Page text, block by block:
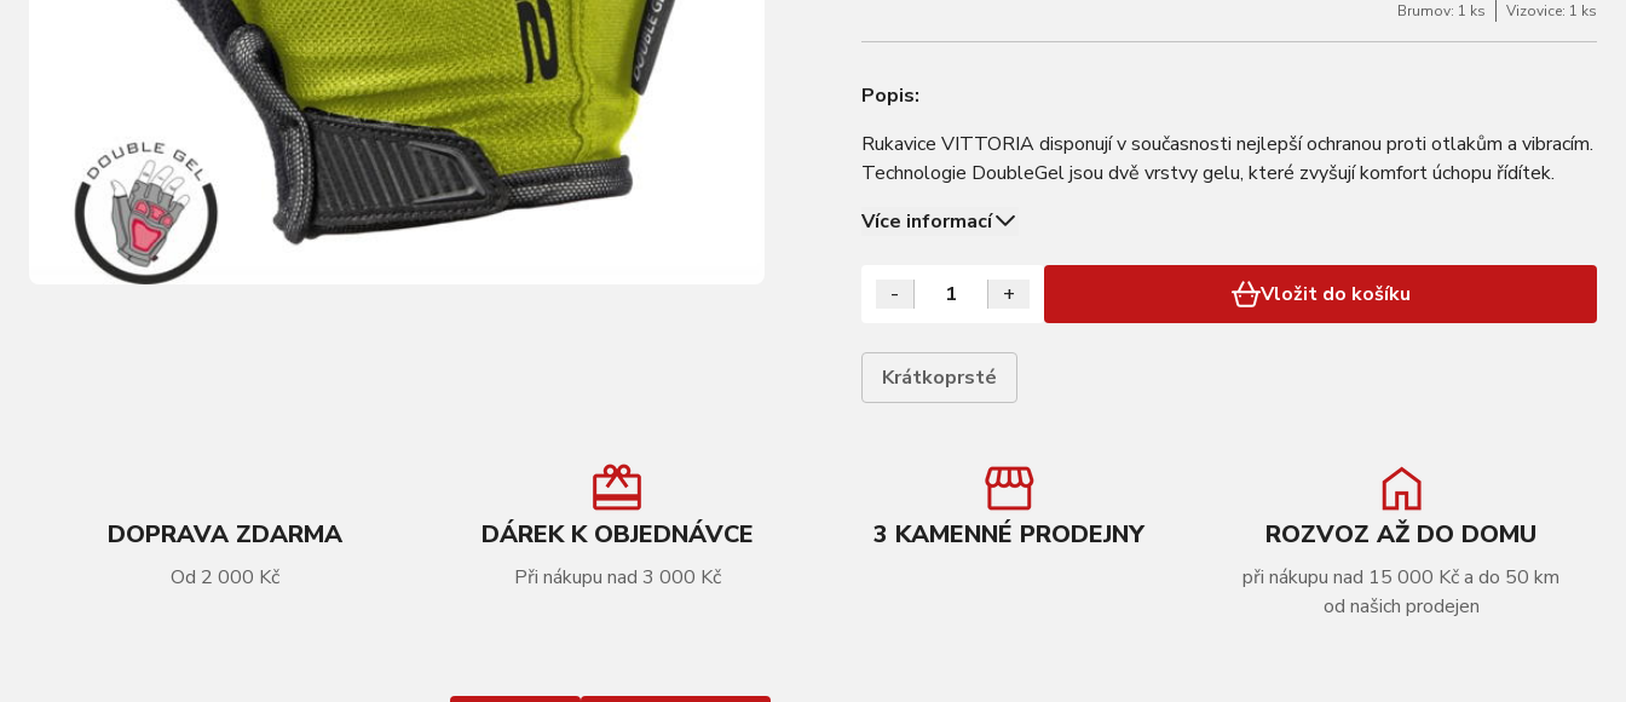
Brumov: 1 ks Vizovice: 1 ks
Popis:
Rukavice VITTORIA disponují v současnosti nejlepší ochranou proti otlakům a vibracím.
Technologie DoubleGel jsou dvě vrstvy gelu, které zvyšují komfort úchopu řídítek.
Více informací
- + Vložit do košíku
Krátkoprsté
DOPRAVA ZDARMA
Od 2 000 Kč
DÁREK K OBJEDNÁVCE
Při nákupu nad 3 000 Kč
3 KAMENNÉ PRODEJNY ROZVOZ AŽ DO DOMU
při nákupu nad 15 000 Kč a do 50 km
od našich prodejen
VÍCE INFORMACÍ